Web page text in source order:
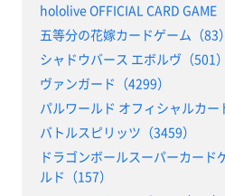
hololive OFFICIAL CARD GAME
五等分の花嫁カードゲーム（83）
シャドウバース エボルヴ（501）
ヴァンガード（4299）
パルワールド オフィシャルカー
バトルスピリッツ（3459）
ドラゴンボールスーパーカード
ルド（157）